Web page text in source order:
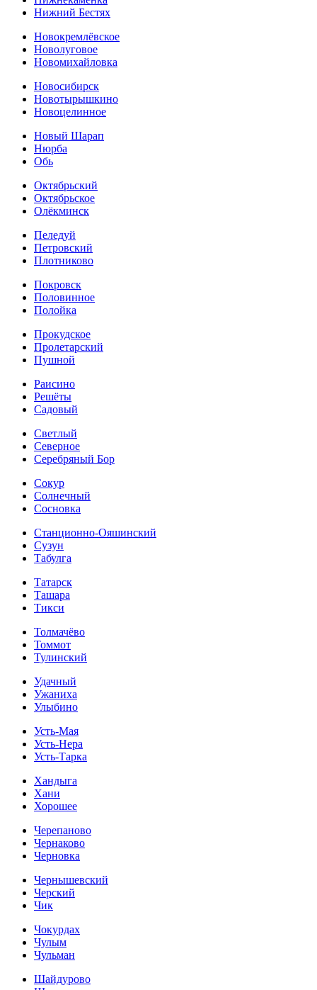
Нижний Бестях
Новокремлёвское
Новолуговое
Новомихайловка
Новосибирск
Новотырышкино
Новоцелинное
Новый Шарап
Нюрба
Обь
Октябрьский
Октябрьское
Олёкминск
Пеледуй
Петровский
Плотниково
Покровск
Половинное
Полойка
Прокудское
Пролетарский
Пушной
Раисино
Решёты
Садовый
Светлый
Северное
Серебряный Бор
Сокур
Солнечный
Сосновка
Станционно-Ояшинский
Сузун
Табулга
Татарск
Ташара
Тикси
Толмачёво
Томмот
Тулинский
Удачный
Ужаниха
Улыбино
Усть-Мая
Усть-Нера
Усть-Тарка
Хандыга
Хани
Хорошее
Черепаново
Чернаково
Черновка
Чернышевский
Черский
Чик
Чокурдах
Чулым
Чульман
Шайдурово